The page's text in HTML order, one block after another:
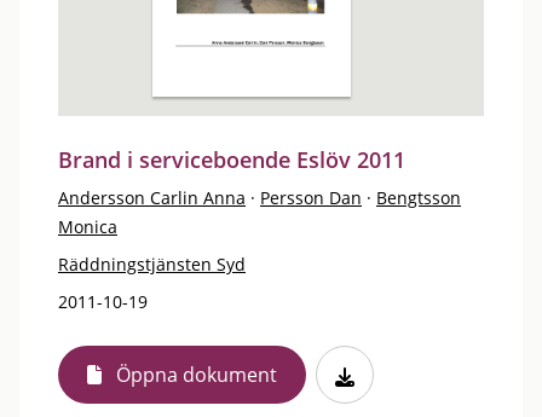
Brand i serviceboende Eslöv 2011
Andersson Carlin Anna · Persson Dan · Bengtsson
Monica
Räddningstjänsten Syd
2011-10-19
Öppna dokument